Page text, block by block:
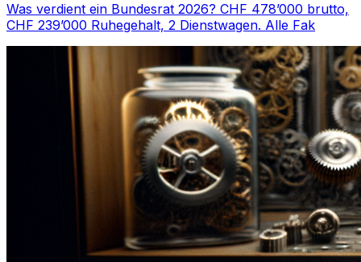
Was verdient ein Bundesrat 2026? CHF 478’000 brutto,
CHF 239’000 Ruhegehalt, 2 Dienstwagen. Alle Fak